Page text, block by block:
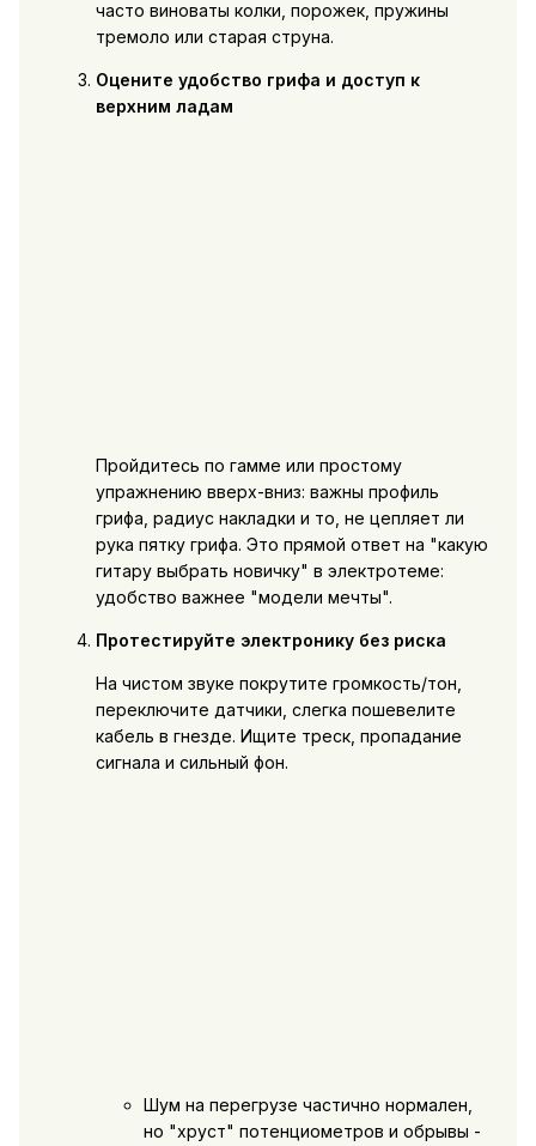
часто виноваты колки, порожек, пружины
тремоло или старая струна.
Оцените удобство грифа и доступ к
верхним ладам
Пройдитесь по гамме или простому
упражнению вверх-вниз: важны профиль
грифа, радиус накладки и то, не цепляет ли
рука пятку грифа. Это прямой ответ на "какую
гитару выбрать новичку" в электротеме:
удобство важнее "модели мечты".
Протестируйте электронику без риска
На чистом звуке покрутите громкость/тон,
переключите датчики, слегка пошевелите
кабель в гнезде. Ищите треск, пропадание
сигнала и сильный фон.
Шум на перегрузе частично нормален,
но "хруст" потенциометров и обрывы -